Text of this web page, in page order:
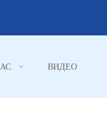
ВИДЕО